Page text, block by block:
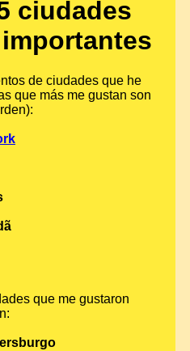
ciudades
de ciudades que he
que más me gustan son
que me gustaron